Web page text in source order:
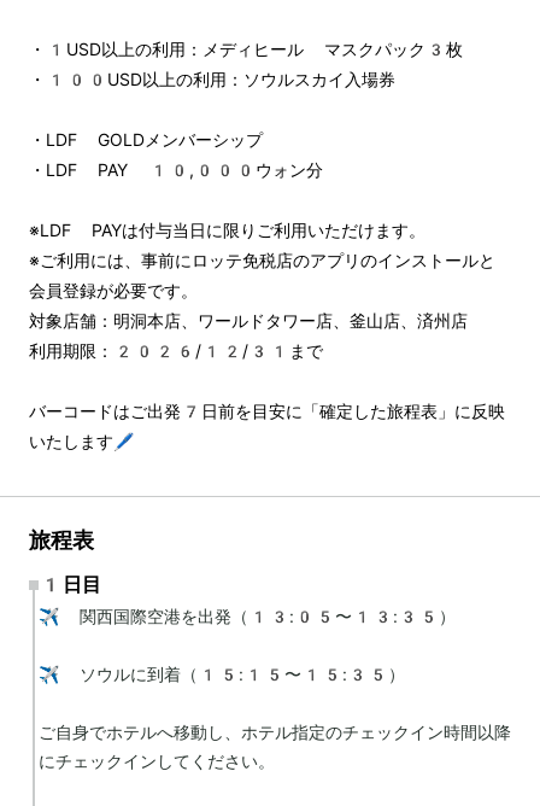
・1USD以上の利用：メディヒール マスクパック3枚
・100USD以上の利用：ソウルスカイ入場券
・LDF GOLDメンバーシップ
・LDF PAY 10,000ウォン分
※LDF PAYは付与当日に限りご利用いただけます。
※ご利用には、事前にロッテ免税店のアプリのインストールと
会員登録が必要です。
対象店舗：明洞本店、ワールドタワー店、釜山店、済州店
利用期限：2026/12/31まで
バーコードはご出発7日前を目安に「確定した旅程表」に反映
いたします🖊️
旅程表
1日目
✈️ 関西国際空港を出発（13:05〜13:35）
✈️ ソウルに到着（15:15〜15:35）
ご自身でホテルへ移動し、ホテル指定のチェックイン時間以降
にチェックインしてください。